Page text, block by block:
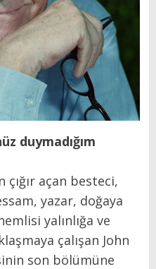
duymadığım
açan besteci,
yazar, doğaya
yalınlığa ve
çalışan John
son bölümüne